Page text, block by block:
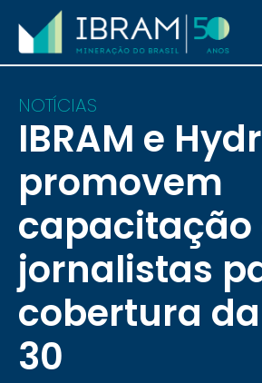
NOTÍCIAS
IBRAM e
promovem
capacitação
jornalistas
cobertura da
30